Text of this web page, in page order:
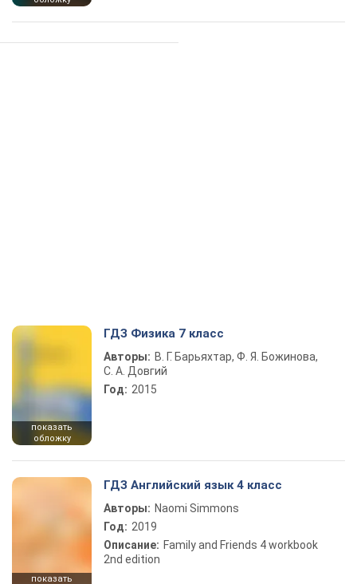
показать
обложку
ГДЗ Физика 7 класс
Авторы: В. Г. Барьяхтар, Ф. Я. Божинова,
С. А. Довгий
Год: 2015
показать
ГДЗ Английский язык 4 класс
Авторы: Naomi Simmons
Год: 2019
Описание: Family and Friends 4 workbook
2nd edition